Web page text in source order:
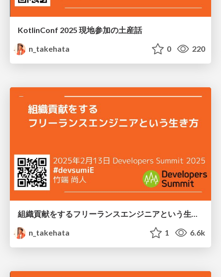
KotlinConf 2025 現地参加の土産話
n_takehata
0 220
組織貢献をするフリーランスエンジニアという生き方
n_takehata
1 6.6k